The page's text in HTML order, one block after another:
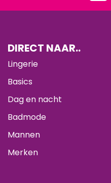
DIRECT NAAR..
Lingerie
Basics
Dag en nacht
Badmode
Mannen
Merken